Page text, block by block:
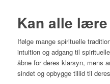
Kan alle
Ifølge mange spirituelle
intuition og adgang til
åbne for deres klarsyn, mens
sindet og opbygge tillid til